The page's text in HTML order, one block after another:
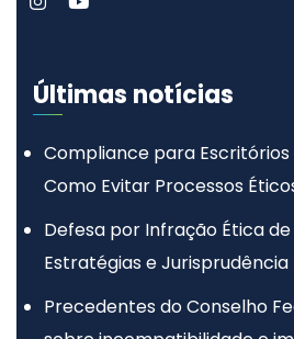
Últimas notícias
Compliance para Escritórios
Como Evitar Processos
Defesa por Infração Ética de
Estratégias e Jurisprudência
Precedentes do Conselho